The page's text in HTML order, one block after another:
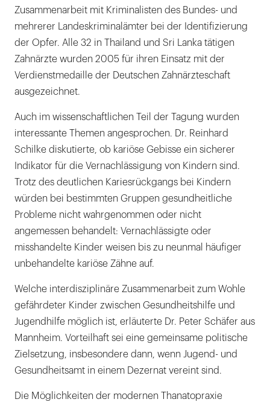
Marc
Hutt,
Dr.
Jean-
Claude
Bonnetain
Zusammenarbeit mit Kriminalisten des Bundes- und
mehrerer Landeskriminalämter bei der Identifizierung
der Opfer. Alle 32 in Thailand und Sri Lanka tätigen
Zahnärzte wurden 2005 für ihren Einsatz mit der
Verdienstmedaille der Deutschen Zahnärzteschaft
ausgezeichnet.
Auch im wissenschaftlichen Teil der Tagung wurden
interessante Themen angesprochen. Dr. Reinhard
Schilke diskutierte, ob kariöse Gebisse ein sicherer
Indikator für die Vernachlässigung von Kindern sind.
Trotz des deutlichen Kariesrückgangs bei Kindern
würden bei bestimmten Gruppen gesundheitliche
Probleme nicht wahrgenommen oder nicht
angemessen behandelt: Vernachlässigte oder
misshandelte Kinder weisen bis zu neunmal häufiger
unbehandelte kariöse Zähne auf.
Welche interdisziplinäre Zusammenarbeit zum Wohle
gefährdeter Kinder zwischen Gesundheitshilfe und
Jugendhilfe möglich ist, erläuterte Dr. Peter Schäfer aus
Mannheim. Vorteilhaft sei eine gemeinsame politische
Zielsetzung, insbesondere dann, wenn Jugend- und
Gesundheitsamt in einem Dezernat vereint sind.
Die Möglichkeiten der modernen Thanatopraxie